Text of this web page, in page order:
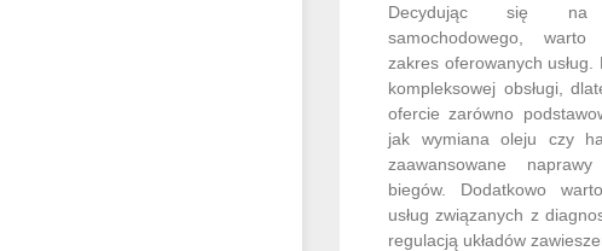
Decydując się na
samochodowego, warto
zakres oferowanych
kompleksowej obsługi,
ofercie zarówno
jak wymiana oleju czy
zaawansowane
biegów. Dodatkowo
usług związanych z
regulacją układów